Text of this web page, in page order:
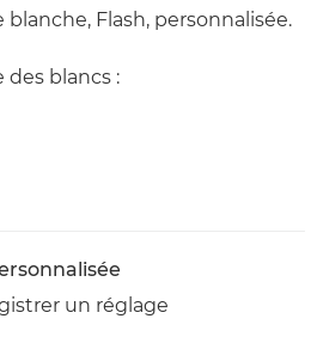
Flash, personnalisée.
des blancs :
un réglage